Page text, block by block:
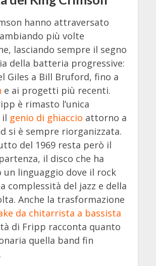
hanno attraversato
più volte
lasciando sempre il segno
della batteria progressive:
Giles a Bill Bruford, fino a
e ai progetti più recenti.
è rimasto l’unica
il genio di ghiaccio attorno a
si è sempre riorganizzata.
del 1969 resta però il
il disco che ha
un linguaggio dove il rock
complessità del jazz e della
Anche la trasformazione
da chitarrista a bassista
di Fripp racconta quanto
quella band fin